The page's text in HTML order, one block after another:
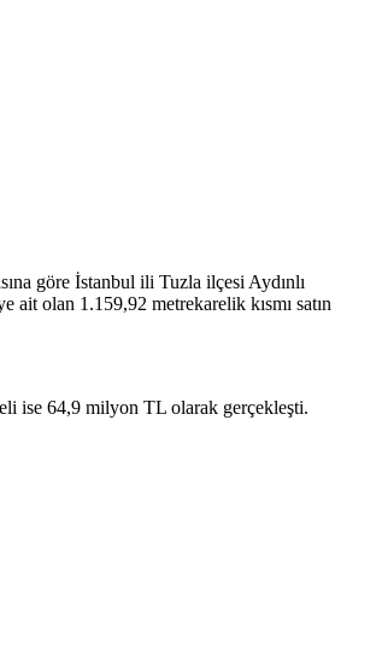
göre İstanbul ili Tuzla ilçesi Aydınlı
ait olan 1.159,92 metrekarelik kısmı satın
ise 64,9 milyon TL olarak gerçekleşti.